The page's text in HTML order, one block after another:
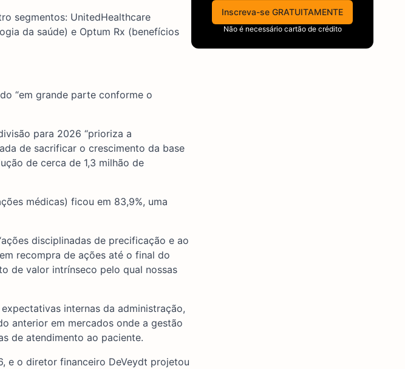
segmentos: UnitedHealthcare
da saúde) e Optum Rx (benefícios
“em grande parte conforme o
para 2026 “prioriza a
de sacrificar o crescimento da base
de cerca de 1,3 milhão de
médicas) ficou em 83,9%, uma
disciplinadas de precificação e ao
recompra de ações até o final do
de valor intrínseco pelo qual nossas
internas da administração,
anterior em mercados onde a gestão
de atendimento ao paciente.
e o diretor financeiro DeVeydt projetou
Inscreva-se GRATUITAMENTE
Não é necessário cartão de crédito